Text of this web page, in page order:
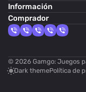
Información
Comprador
© 2026 Gamgo: Juegos
Dark themePolítica de